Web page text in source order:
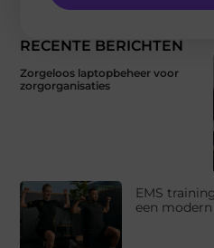
RECENTE BERICHTEN
Zorgeloos laptopbeheer voor
zorgorganisaties
EMS
een modern